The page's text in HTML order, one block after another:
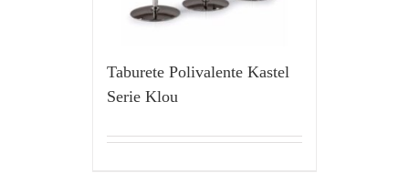
Taburete Polivalente Kastel
Serie Klou